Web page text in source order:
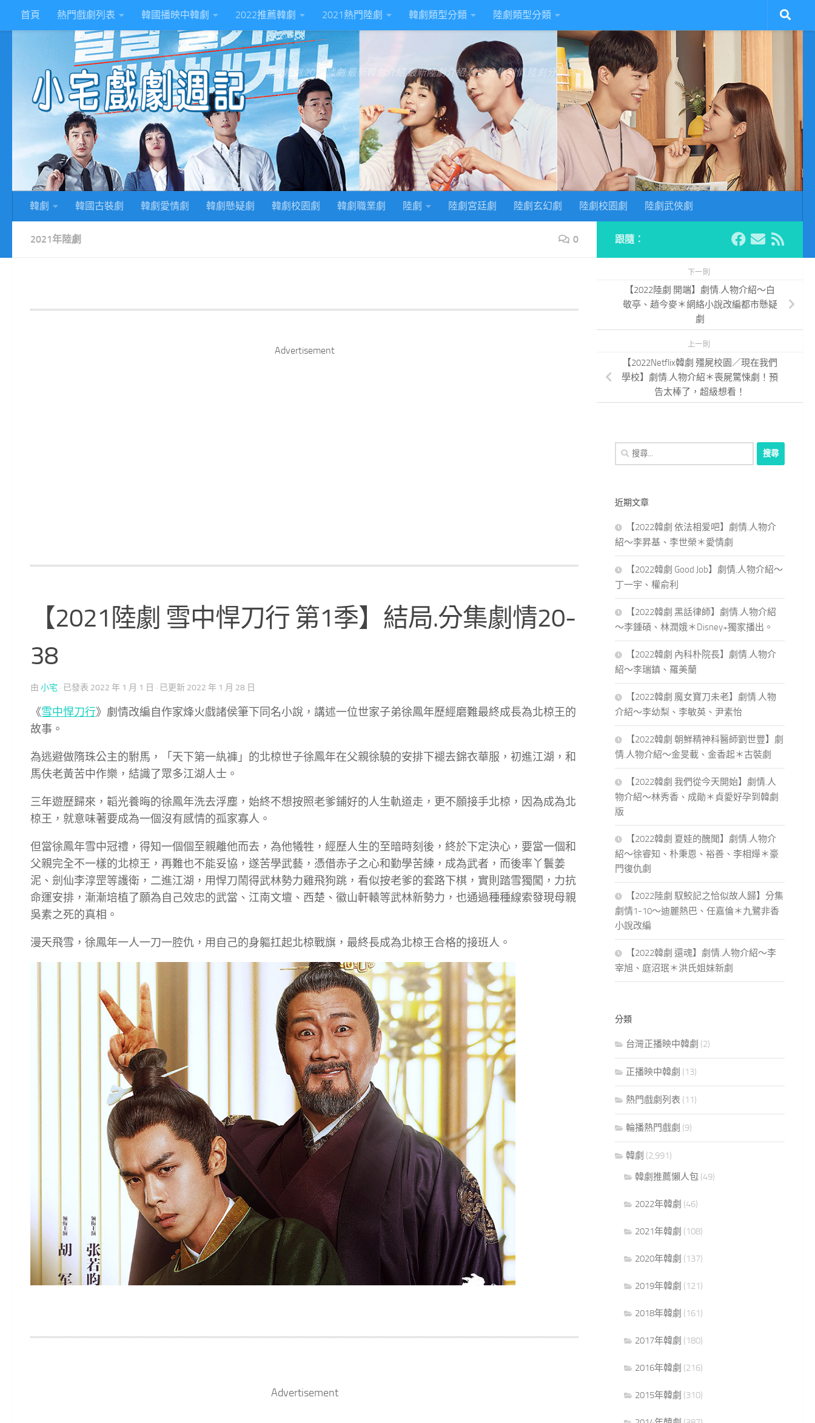
Skip to content
首頁 熱門戲劇列表 韓國播映中韓劇 2022推薦韓劇 2021熱門陸劇 韓劇類型分類 陸劇類型分類
2022韓劇,2022陸劇,最新韓劇介紹,最新陸劇介紹,韓劇分集劇情,陸劇分集劇情
韓劇 韓國古裝劇 韓劇愛情劇 韓劇懸疑劇 韓劇校園劇 韓劇職業劇 陸劇 陸劇宮廷劇 陸劇玄幻劇 陸劇校園劇 陸劇武俠劇
2021年陸劇 0
Advertisement
【2021陸劇 雪中悍刀行 第1季】結局.分集劇情20-
38
由 小宅 · 已發表 2022 年 1 月 1 日 · 已更新 2022 年 1 月 28 日
《雪中悍刀行》劇情改編自作家烽火戲諸侯筆下同名小說，講述一位世家子弟徐鳳年歷經磨難最終成長為北椋王的
故事。
為逃避做隋珠公主的駙馬，「天下第一紈褲」的北椋世子徐鳳年在父親徐驍的安排下褪去錦衣華服，初進江湖，和
馬伕老黃苦中作樂，結識了眾多江湖人士。
三年遊歷歸來，韜光養晦的徐鳳年洗去浮塵，始終不想按照老爹鋪好的人生軌道走，更不願接手北椋，因為成為北
椋王，就意味著要成為一個沒有感情的孤家寡人。
但當徐鳳年雪中冠禮，得知一個個至親離他而去，為他犧牲，經歷人生的至暗時刻後，終於下定決心，要當一個和
父親完全不一樣的北椋王，再難也不能妥協，遂苦學武藝，憑借赤子之心和勤學苦練，成為武者，而後率丫鬟姜
泥、劍仙李淳罡等護衛，二進江湖，用悍刀鬧得武林勢力雞飛狗跳，看似按老爹的套路下棋，實則踏雪獨闖，力抗
命運安排，漸漸培植了願為自己效忠的武當、江南文壇、西楚、徽山軒轅等武林新勢力，也通過種種線索發現母親
吳素之死的真相。
漫天飛雪，徐鳳年一人一刀一腔仇，用自己的身軀扛起北椋戰旗，最終長成為北椋王合格的接班人。
Advertisement
跟隨：
下一則
【2022陸劇 開端】劇情.人物介紹～白
敬亭、趙今麥＊網絡小說改編都市懸疑
劇
上一則
【2022Netflix韓劇 殭屍校園／現在我們
學校】劇情.人物介紹＊喪屍驚悚劇！預
告太棒了，超級想看！
搜
尋
字:
近期文章
【2022韓劇 依法相爱吧】劇情.人物介
紹～李昇基、李世榮＊愛情劇
【2022韓劇 Good Job】劇情.人物介紹～
丁一宇、權俞利
【2022韓劇 黑話律師】劇情.人物介紹
～李鍾碩、林潤娥＊Disney+獨家播出。
【2022韓劇 內科朴院長】劇情.人物介
紹～李瑞鎮、羅美蘭
【2022韓劇 魔女寶刀未老】劇情.人物
介紹～李幼梨、李敏英、尹素怡
【2022韓劇 朝鮮精神科醫師劉世豐】劇
情.人物介紹～金旻載、金香起＊古裝劇
【2022韓劇 我們從今天開始】劇情.人
物介紹～林秀香、成勛＊貞愛好孕到韓劇
版
【2022韓劇 夏娃的醜聞】劇情.人物介
紹～徐睿知、朴秉恩、裕善、李相燁＊豪
門復仇劇
【2022陸劇 馭鮫記之恰似故人歸】分集
劇情1-10～迪麗熱巴、任嘉倫＊九鷺非香
小說改編
【2022韓劇 還魂】劇情.人物介紹～李
宰旭、庭沼珉＊洪氏姐妹新劇
分類
台灣正播映中韓劇 (2)
正播映中韓劇 (13)
熱門戲劇列表 (11)
輪播熱門戲劇 (9)
韓劇 (2,991)
韓劇推薦懶人包 (49)
2022年韓劇 (46)
2021年韓劇 (108)
2020年韓劇 (137)
2019年韓劇 (121)
2018年韓劇 (161)
2017年韓劇 (180)
2016年韓劇 (216)
2015年韓劇 (310)